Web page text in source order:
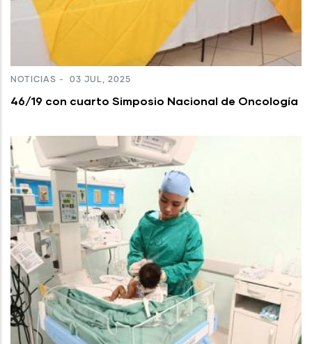
NOTICIAS - 03 JUL, 2025
46/19 con cuarto Simposio Nacional de Oncología